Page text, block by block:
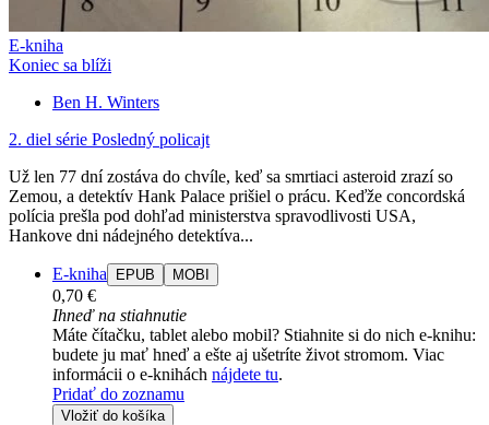
E-kniha
Koniec sa blíži
Ben H. Winters
2. diel série Posledný policajt
Už len 77 dní zostáva do chvíle, keď sa smrtiaci asteroid zrazí so
Zemou, a detektív Hank Palace prišiel o prácu. Keďže concordská
polícia prešla pod dohľad ministerstva spravodlivosti USA,
Hankove dni nádejného detektíva...
E-kniha EPUB MOBI
0,70 €
Ihneď na stiahnutie
Máte čítačku, tablet alebo mobil? Stiahnite si do nich e-knihu:
budete ju mať hneď a ešte aj ušetríte život stromom. Viac
informácii o e-knihách nájdete tu.
Pridať do zoznamu
Vložiť do košíka